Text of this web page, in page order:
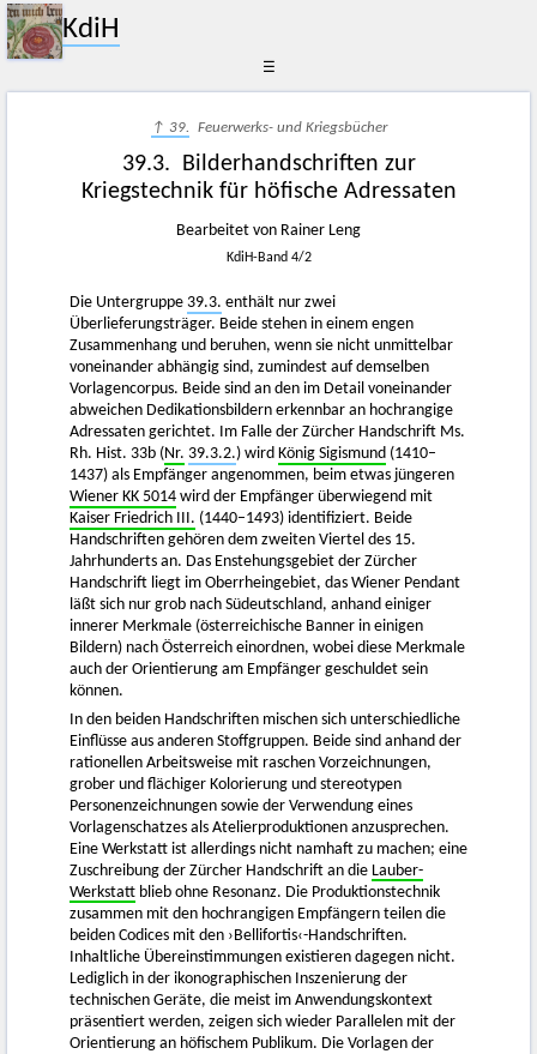
KdiH
☰
↑ 39. Feuerwerks- und Kriegsbücher
39.3. Bilderhandschriften zur
Kriegstechnik für höfische Adressaten
Bearbeitet von Rainer Leng
KdiH-Band 4/2
Die Untergruppe 39.3. enthält nur zwei
Überlieferungsträger. Beide stehen in einem engen
Zusammenhang und beruhen, wenn sie nicht unmittelbar
voneinander abhängig sind, zumindest auf demselben
Vorlagencorpus. Beide sind an den im Detail voneinander
abweichen Dedikationsbildern erkennbar an hochrangige
Adressaten gerichtet. Im Falle der Zürcher Handschrift Ms.
Rh. Hist. 33b (Nr. 39.3.2.) wird König Sigismund (1410–
1437) als Empfänger angenommen, beim etwas jüngeren
Wiener KK 5014 wird der Empfänger überwiegend mit
Kaiser Friedrich III. (1440–1493) identifiziert. Beide
Handschriften gehören dem zweiten Viertel des 15.
Jahrhunderts an. Das Enstehungsgebiet der Zürcher
Handschrift liegt im Oberrheingebiet, das Wiener Pendant
läßt sich nur grob nach Südeutschland, anhand einiger
innerer Merkmale (österreichische Banner in einigen
Bildern) nach Österreich einordnen, wobei diese Merkmale
auch der Orientierung am Empfänger geschuldet sein
können.
In den beiden Handschriften mischen sich unterschiedliche
Einflüsse aus anderen Stoffgruppen. Beide sind anhand der
rationellen Arbeitsweise mit raschen Vorzeichnungen,
grober und flächiger Kolorierung und stereotypen
Personenzeichnungen sowie der Verwendung eines
Vorlagenschatzes als Atelierproduktionen anzusprechen.
Eine Werkstatt ist allerdings nicht namhaft zu machen; eine
Zuschreibung der Zürcher Handschrift an die Lauber-
Werkstatt blieb ohne Resonanz. Die Produktionstechnik
zusammen mit den hochrangigen Empfängern teilen die
beiden Codices mit den ›Bellifortis‹-Handschriften.
Inhaltliche Übereinstimmungen existieren dagegen nicht.
Lediglich in der ikonographischen Inszenierung der
technischen Geräte, die meist im Anwendungskontext
präsentiert werden, zeigen sich wieder Parallelen mit der
Orientierung an höfischem Publikum. Die Vorlagen der